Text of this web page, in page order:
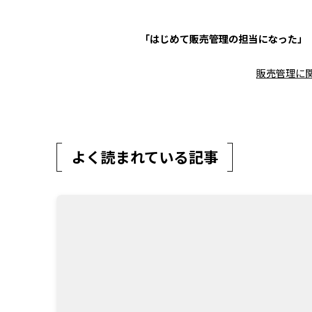
「はじめて販売管理の担当になった
販売管理に
よく読まれている記事